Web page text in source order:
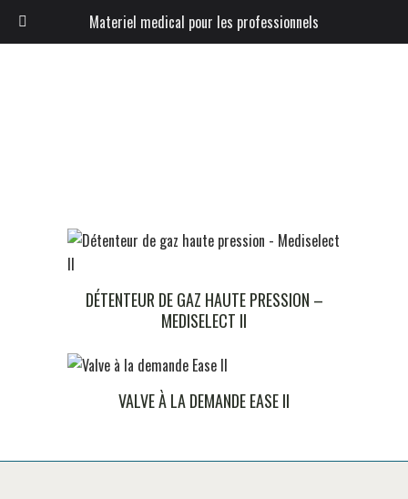
DÉTENTEUR DE GAZ HAUTE PRESSION –
MEDISELECT II
VALVE À LA DEMANDE EASE II
Materiel medical pour les professionnels